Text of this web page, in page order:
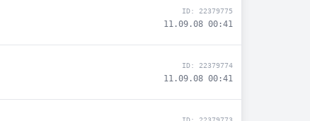
ID: 22379775
11.09.08 00:41
ID: 22379774
11.09.08 00:41